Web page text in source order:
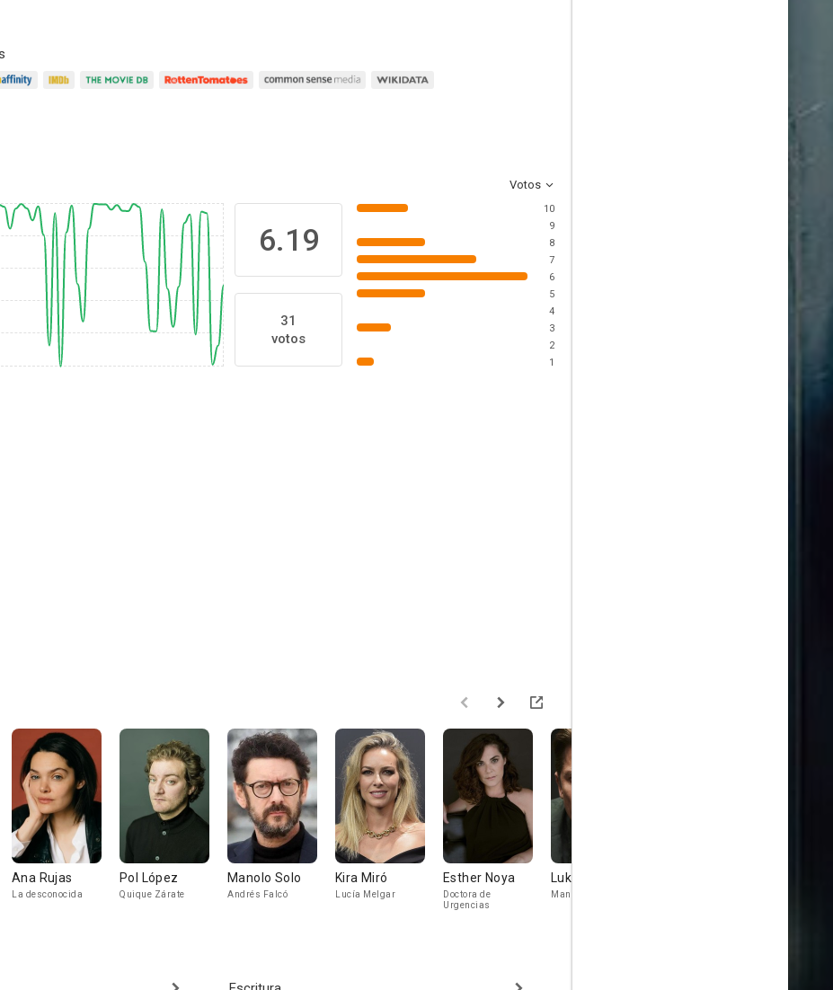
Votos
6.19
31
votos
10
9
8
7
6
5
4
3
2
1
Ana Rujas
La desconocida
Pol López
Quique Zárate
Manolo Solo
Andrés Falcó
Kira Miró
Lucía Melgar
Esther Noya
Doctora de
Urgencias
Luka Peroš
Manuel Rojas Horvat